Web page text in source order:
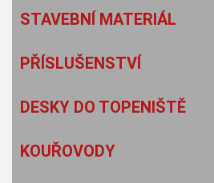
STAVEBNÍ MATERIÁL
PŘÍSLUŠENSTVÍ
DESKY DO TOPENIŠTĚ
KOUŘOVODY